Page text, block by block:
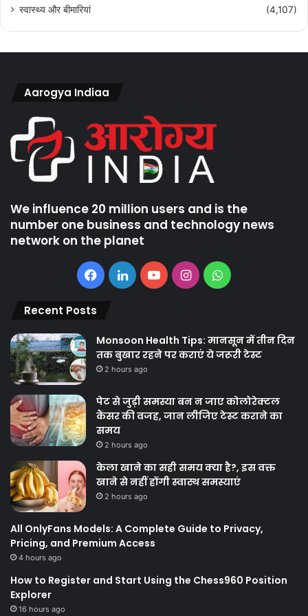
स्वास्थ्य और बीमारियां (4,107)
Aarogya Indiaa
We influence 20 million users and is the
number one business and technology news
network on the planet
Facebook
LinkedInYouTubeInstagramWhatsApp
Recent Posts
Monsoon Health Tips: मानसून में तीन दिन
तक बुखार रहने पर कराएं ये जरूरी टेस्ट
2 hours ago
पेट से जुड़ी समस्या बन न जाए कोलोरेक्टल
कैंसर की वजह, जान लीजिए टेस्ट कराने का
समय
2 hours ago
केला खाने का सही समय क्‍या है?, इस वक्त
खाने से नहीं होंगी स्वास्थ समस्याएं
2 hours ago
All OnlyFans Models: A Complete Guide to Privacy,
Pricing, and Premium Access
4 hours ago
How to Register and Start Using the Chess960 Position
Explorer
16 hours ago